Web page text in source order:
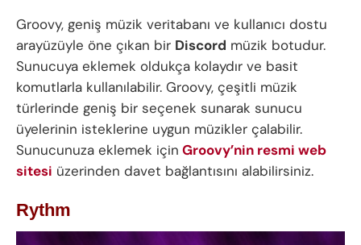
Groovy, geniş müzik veritabanı ve kullanıcı dostu
arayüzüyle öne çıkan bir Discord müzik botudur.
Sunucuya eklemek oldukça kolaydır ve basit
komutlarla kullanılabilir. Groovy, çeşitli müzik
türlerinde geniş bir seçenek sunarak sunucu
üyelerinin isteklerine uygun müzikler çalabilir.
Sunucunuza eklemek için Groovy’nin resmi web
sitesi üzerinden davet bağlantısını alabilirsiniz.
Rythm